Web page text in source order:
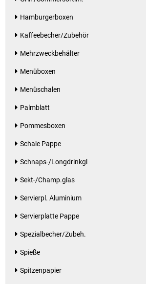
Mehl / Griess / Stärke / Getreide
Obst
Obstkonserven
Papier / Hygiene
Patisserie
Porzellan
Profisortiment
Hamburgerboxen
Kaffeebecher/Zubehör
Mehrzweckbehälter
Menüboxen
Menüschalen
Palmblatt
Pommesboxen
Schale Pappe
Schnaps-/Longdrinkgl
Sekt-/Champ.glas
Servierpl. Aluminium
Servierplatte Pappe
Spezialbecher/Zubeh.
Spieße
Spitzenpapier